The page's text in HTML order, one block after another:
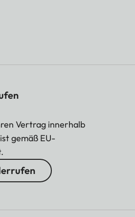
Vertrag innerhalb
gemäß EU-